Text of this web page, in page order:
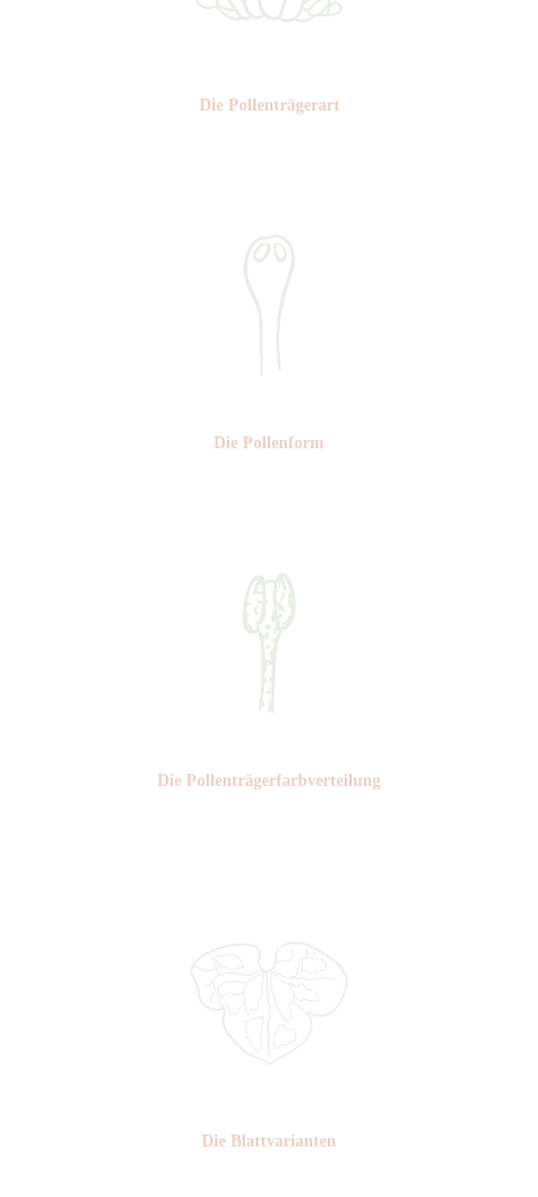
Die Pollen­trägerart
Die Pollen­form
Die Pollen­trägerfarb­verteilung
Die Blattvarianten